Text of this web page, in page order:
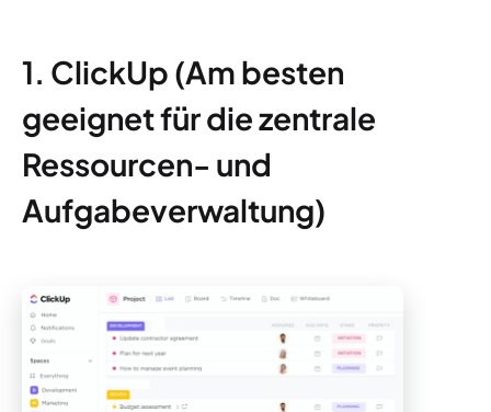
1. ClickUp (Am besten
geeignet für die zentrale
Ressourcen- und
Aufgabeverwaltung)